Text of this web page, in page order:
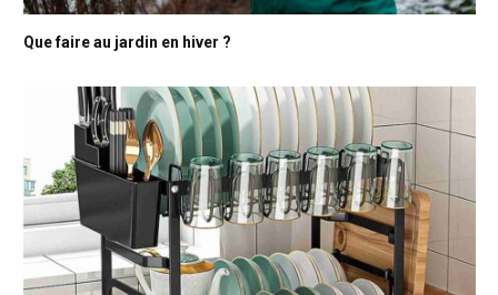
Que faire au jardin en hiver ?